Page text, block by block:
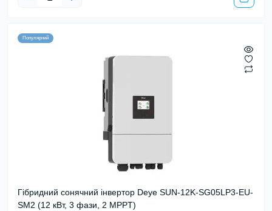
Популярний
Гібридний сонячний інвертор Deye SUN-12K-SG05LP3-EU-
SM2 (12 кВт, 3 фази, 2 MPPT)